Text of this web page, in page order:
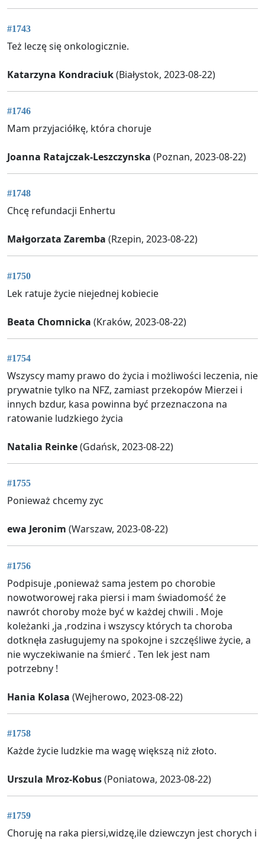
#1743
Też leczę się onkologicznie.
Katarzyna Kondraciuk(Białystok, 2023-08-22)
#1746
Mam przyjaciółkę, która choruje
Joanna Ratajczak-Leszczynska (Poznan, 2023-08-22)
#1748
Chcę refundacji Enhertu
Małgorzata Zaremba (Rzepin, 2023-08-22)
#1750
Lek ratuje życie niejednej kobiecie
Beata Chomnicka (Kraków, 2023-08-22)
#1754
Wszyscy mamy prawo do życia i możliwości leczenia, nie
prywatnie tylko na NFZ, zamiast przekopów Mierzei i
innych bzdur, kasa powinna być przeznaczona na
ratowanie ludzkiego życia
Natalia Reinke(Gdańsk, 2023-08-22)
#1755
Ponieważ chcemy zyc
ewa Jeronim (Warszaw, 2023-08-22)
#1756
Podpisuje ,ponieważ sama jestem po chorobie
nowotworowej raka piersi i mam świadomość że
nawrót choroby może być w każdej chwili . Moje
koleżanki ,ja ,rodzina i wszyscy których ta choroba
dotknęła zasługujemy na spokojne i szczęśliwe życie, a
nie wyczekiwanie na śmierć . Ten lek jest nam
potrzebny !
Hania Kolasa (Wejherowo, 2023-08-22)
#1758
Każde życie ludzkie ma wagę większą niż złoto.
Urszula Mroz-Kobus(Poniatowa, 2023-08-22)
#1759
Choruję na raka piersi,widzę,ile dziewczyn jest chorych i